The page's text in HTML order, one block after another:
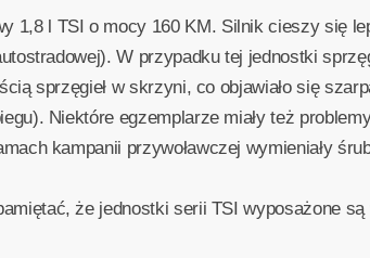
1,8 l TSI o mocy 160 KM. Silnik cieszy się
W przypadku tej jednostki
sprzęgieł w skrzyni, co objawiało się
Niektóre egzemplarze miały też
kampanii przywoławczej wymieniały
że jednostki serii TSI wyposażone